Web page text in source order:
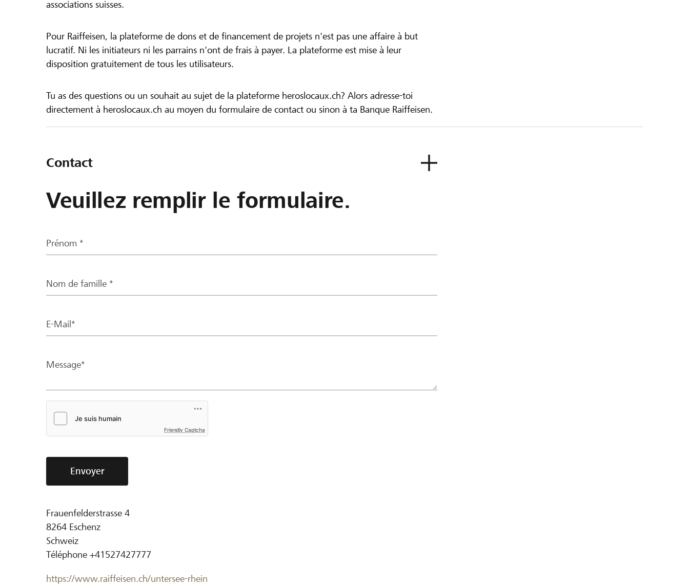
associations suisses.
Pour Raiffeisen, la plateforme de dons et de financement de projets n'est pas une affaire à but
lucratif. Ni les initiateurs ni les parrains n'ont de frais à payer. La plateforme est mise à leur
disposition gratuitement de tous les utilisateurs.
Tu as des questions ou un souhait au sujet de la plateforme heroslocaux.ch? Alors adresse-toi
directement à heroslocaux.ch au moyen du formulaire de contact ou sinon à ta Banque Raiffeisen.
Contact
Veuillez remplir le formulaire.
Prénom *
Nom de famille *
E-Mail*
Message*
Friendly Captcha
Envoyer
Frauenfelderstrasse 4
8264 Eschenz
Schweiz
Téléphone +41527427777
https://www.raiffeisen.ch/untersee-rhein